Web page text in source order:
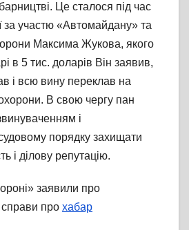
Це сталося під час
за участю «Автомайдану» та
Максима Жукова, якого
в 5 тис. доларів Він заявив,
і всю вину переклав на
В свою чергу пан
і
порядку захищати
і ділову репутацію.
заявили про
про хабар